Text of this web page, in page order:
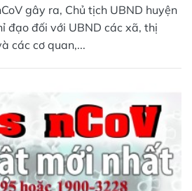
gây ra, Chủ tịch UBND huyện
đạo đối với UBND các xã, thị
các cơ quan,...